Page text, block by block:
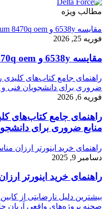
مطالب ویژه
مقایسه 6538y و intel xeon platinum 8470q oem
فوریه 25, 2026
مقایسه 6538y و intel xeon platinum 8470q oem
راهنمای جامع کتاب‌های کلیدی
ضروری برای دانشجویان فنی
فوریه 6, 2026
راهنمای جامع کتاب‌های
منابع ضروری برای
راهنمای خرید اینورتر ارزان
دسامبر 9, 2025
راهنمای خرید اینورتر
بیشترین دلیل نارضایتی از
صحنه پروژه‌های واقعی آریان